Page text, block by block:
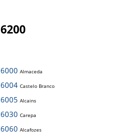
6200
6000 Almaceda
6004 Castelo Branco
6005 Alcains
6030 Carepa
6060 Alcafozes